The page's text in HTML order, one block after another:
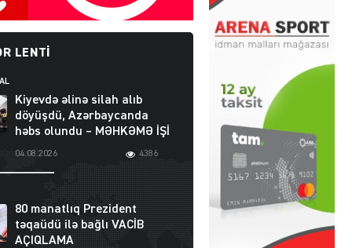
LENTI
Kiyevdə əlinə silah alıb
döyüşdü, Azərbaycanda
həbs olundu – MƏHKƏMƏ İŞİ
04.08.2026 4386
80 manatlıq Prezident
təqaüdü ilə bağlı VACİB
AÇIQLAMA